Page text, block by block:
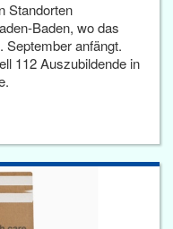
Standorten
Baden, wo das
September anfängt.
112 Auszubildende in